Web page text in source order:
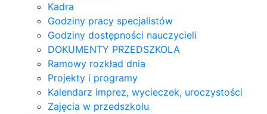
Kadra
Godziny pracy specjalistów
Godziny dostępności nauczycieli
DOKUMENTY PRZEDSZKOLA
Ramowy rozkład dnia
Projekty i programy
Kalendarz imprez, wycieczek, uroczystości
Zajęcia w przedszkolu